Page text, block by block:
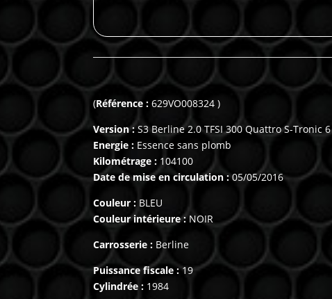
(Référence :629VO008324 )
Version :S3 Berline 2.0 TFSI 300 Quattro S-Tronic 6
Energie : Essence sans plomb
Kilométrage : 104100
Date de mise en circulation :05/05/2016
Couleur : BLEU
Couleur intérieure :NOIR
Carrosserie : Berline
Puissance fiscale :19
Cylindrée : 1984